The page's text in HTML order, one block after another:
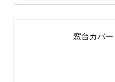
窓台カバー